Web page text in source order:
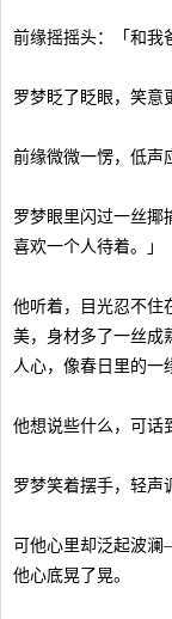
前缘摇摇头：「和我
罗梦眨了眨眼，笑意
前缘微微一愣，低
罗梦眼里闪过一丝揶
喜欢一个人待着。」
他听着，目光忍不
美，身材多了一丝成
人心，像春日里的一
他想说些什么，可话
罗梦笑着摆手，轻声
可他心里却泛起波
他心底晃了晃。